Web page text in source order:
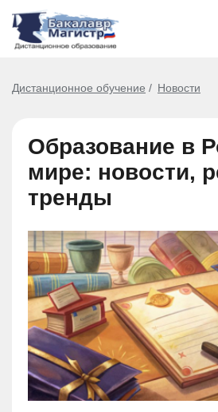
Дистанционное обучение Новости
Образование в
мире: новости,
тренды